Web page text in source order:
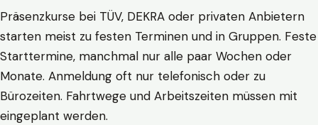
Präsenzkurse bei TÜV, DEKRA oder privaten Anbietern
starten meist zu festen Terminen und in Gruppen. Feste
Starttermine, manchmal nur alle paar Wochen oder
Monate. Anmeldung oft nur telefonisch oder zu
Bürozeiten. Fahrtwege und Arbeitszeiten müssen mit
eingeplant werden.